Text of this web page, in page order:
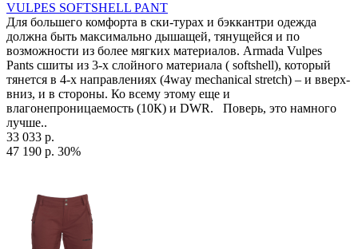
VULPES SOFTSHELL PANT
Для большего комфорта в ски-турах и бэккантри одежда
должна быть максимально дышащей, тянущейся и по
возможности из более мягких материалов. Armada Vulpes
Pants сшиты из 3-х слойного материала ( softshell), который
тянется в 4-х направлениях (4way mechanical stretch) – и вверх-
вниз, и в стороны. Ко всему этому еще и
влагонепроницаемость (10К) и DWR. Поверь, это намного
лучше..
33 033 р.
47 190 р. 30%